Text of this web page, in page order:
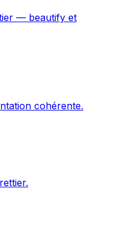
— beautify et
cohérente.